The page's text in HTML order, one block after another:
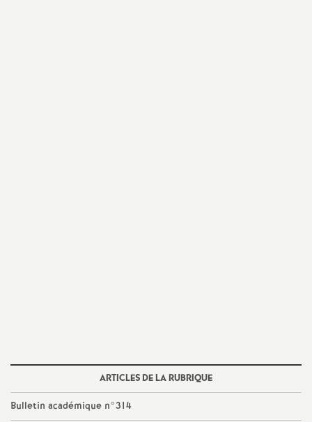
n
ARTICLES DE LA RUBRIQUE
Bulletin académique n°314